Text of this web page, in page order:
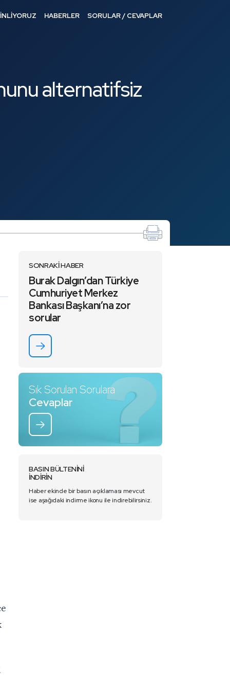
HABERLER SORULAR / CEVAPLAR
alternatifsiz
SONRAKİ HABER
Burak Dalgın’dan Türkiye
Cumhuriyet Merkez
Bankası Başkanı’na zor
sorular
Sık Sorulan Sorulara
Cevaplar
BASIN BÜLTENİNİ
İNDİRİN
Haber ekinde bir basın açıklaması mevcut
ise aşağıdaki indirme ikonu ile indirebilirsiniz.